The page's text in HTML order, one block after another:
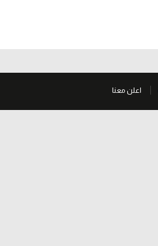
اعلن معنا